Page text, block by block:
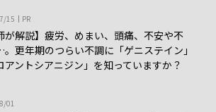
15 PR
が解説】疲労、めまい、頭痛、不安や不
更年期のつらい不調に「ゲニステイン」
アントシアニジン」を知っていますか？
01